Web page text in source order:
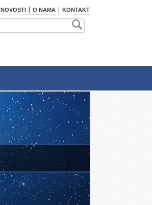
NOVOSTI | O NAMA | KONTAKT